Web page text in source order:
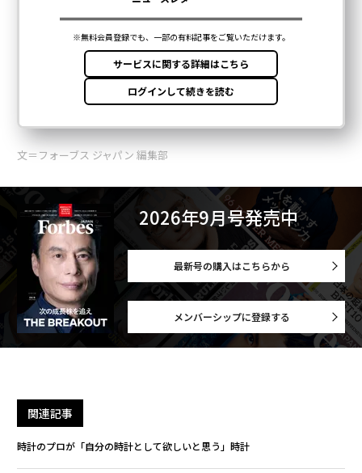
文＝フォーブス ジャパン 編集部
2026年9月号発売中
最新号の購入はこちらから
メンバーシップに登録する
関連記事
時計のプロが「自分の時計として欲しいと思う」時計